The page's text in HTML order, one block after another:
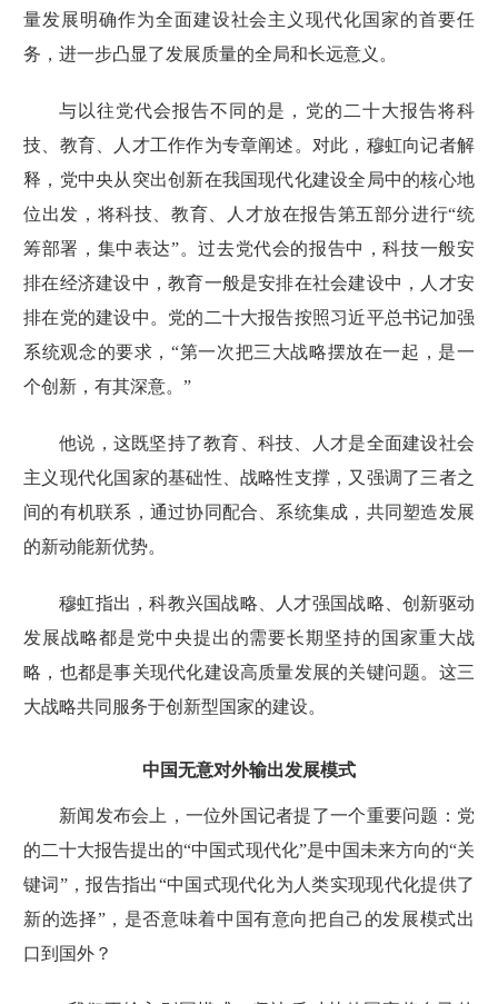
量发展明确作为全面建设社会主义现代化国家的首要任
务，进一步凸显了发展质量的全局和长远意义。
与以往党代会报告不同的是， 党的二十大报告将科
技、教育、人才工作作为专章阐述。对此，穆虹向记者解
释，党中央从突出创新在我国现代化建设全局中的核心地
位出发，将科技、教育、人才放在报告第五部分进行“统
筹部署，集中表达”。过去党代会的报告中，科技一般安
排在经济建设中，教育一般是安排在社会建设中，人才安
排在党的建设中。 党的二十大报告按照习近平总书记加强
系统观念的要求，“第一次把三大战略摆放在一起，是一
个创新，有其深意。”
他说，这既坚持了教育、科技、人才是全面建设社会
主义现代化国家的基础性、战略性支撑，又强调了三者之
间的有机联系，通过协同配合、系统集成，共同塑造发展
的新动能新优势。
穆虹指出，科教兴国战略、人才强国战略、创新驱动
发展战略都是党中央提出的需要长期坚持的国家重大战
略，也都是事关现代化建设高质量发展的关键问题。这三
大战略共同服务于创新型国家的建设。
中国无意对外输出发展模式
新闻发布会上，一位外国记者提了一个重要问题： 党
的二十大报告提出的“中国式现代化”是中国未来方向的“关
键词”，报告指出“中国式现代化为人类实现现代化提供了
新的选择”，是否意味着中国有意向把自己的发展模式出
口到国外？